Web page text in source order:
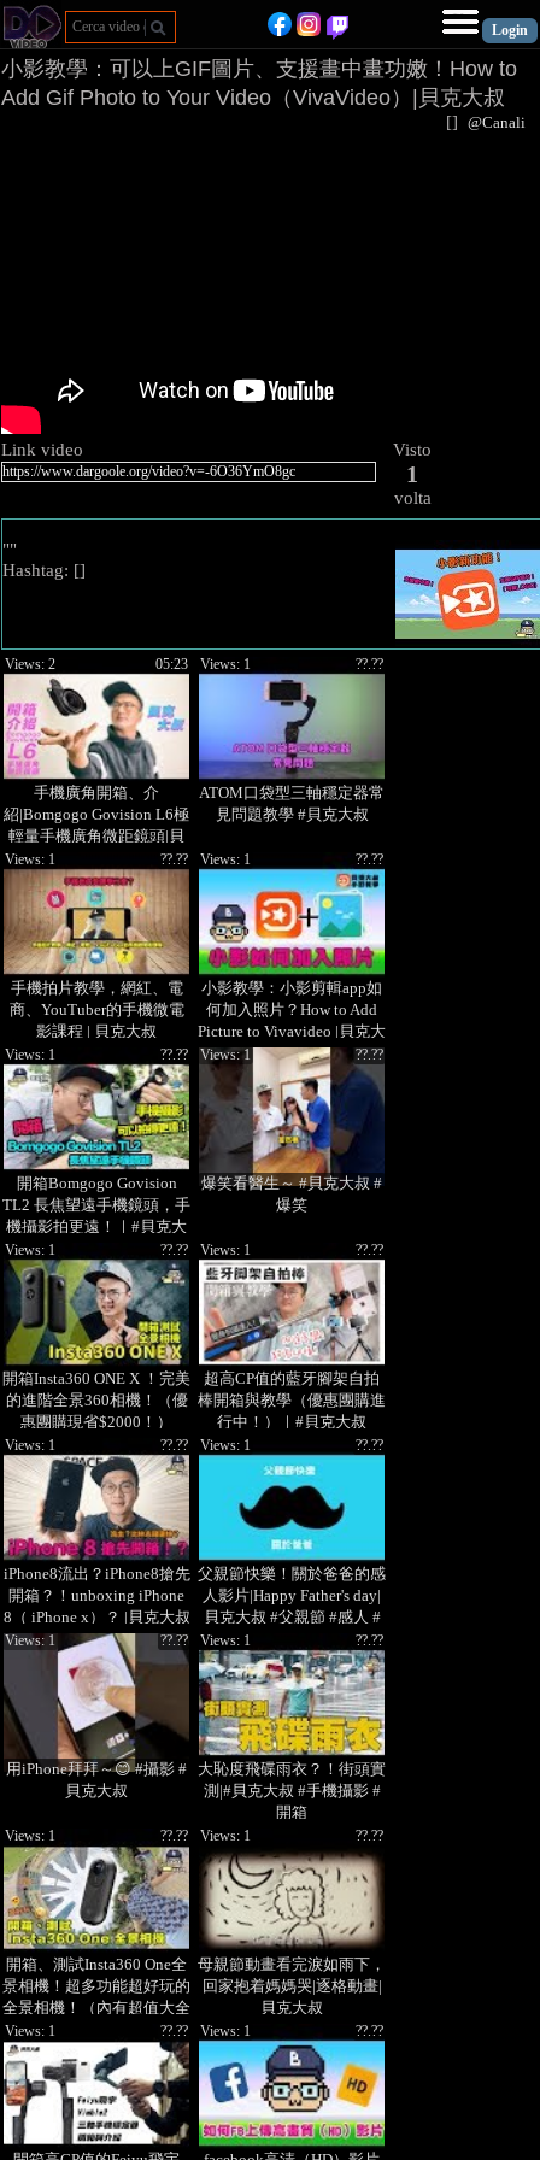
小影教學：可以上GIF圖片、支援畫中畫功嫩！How to
Add Gif Photo to Your Video（VivaVideo）|貝克大叔
[] @Canali
Link video Visto
1
volta
""
Hashtag: []
手機廣角開箱、介
紹|Bomgogo Govision L6極
輕量手機廣角微距鏡頭|貝
05:23
Views: 2
ATOM口袋型三軸穩定器常
見問題教學 #貝克大叔
??.??
Views: 1
手機拍片教學，網紅、電
商、YouTuber的手機微電
影課程 | 貝克大叔
??.??
Views: 1
小影教學：小影剪輯app如
何加入照片？How to Add
Picture to Vivavideo |貝克大
叔 #小影 #教學
??.??
Views: 1
開箱Bomgogo Govision
TL2 長焦望遠手機鏡頭，手
機攝影拍更遠！｜#貝克大
??.??
Views: 1
爆笑看醫生～ #貝克大叔 #
爆笑
??.??
Views: 1
開箱Insta360 ONE X ！完美
的進階全景360相機！（優
惠團購現省$2000！）
??.??
Views: 1
超高CP值的藍牙腳架自拍
棒開箱與教學（優惠團購進
行中！）｜#貝克大叔
??.??
Views: 1
iPhone8流出？iPhone8搶先
開箱？！unboxing iPhone
8（ iPhone x）？ |貝克大叔
??.??
Views: 1
父親節快樂！關於爸爸的感
人影片|Happy Father's day|
貝克大叔 #父親節 #感人 #
??.??
Views: 1
用iPhone拜拜～😊 #攝影 #
貝克大叔
??.??
Views: 1
大恥度飛碟雨衣？！街頭實
測|#貝克大叔 #手機攝影 #
開箱
??.??
Views: 1
開箱、測試Insta360 One全
景相機！超多功能超好玩的
全景相機！（內有超值大全
配團購，現省2000！）
??.??
Views: 1
母親節動畫看完淚如雨下，
回家抱着媽媽哭|逐格動畫|
貝克大叔
??.??
Views: 1
??.??
Views: 1 ??.??
Views: 1